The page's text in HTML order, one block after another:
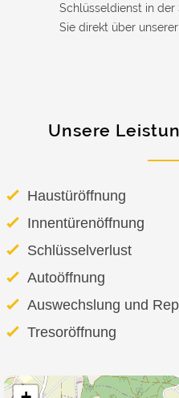
Schlüsseldienst in der
Sie direkt über
Unsere
Haustüröffnung
Innentürenöffnung
Schlüsselverlust
Autoöffnung
Auswechslung und
Tresoröffnung